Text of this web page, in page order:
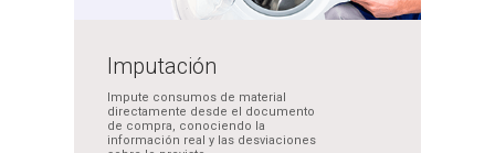
Imputación
Impute consumos de material
directamente desde el documento
de compra, conociendo la
información real y las desviaciones